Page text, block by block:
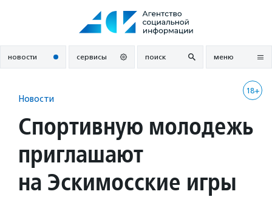
новости сервисы поиск меню
18+
Новости
Спортивную молодежь
приглашают
на Эскимосские игры